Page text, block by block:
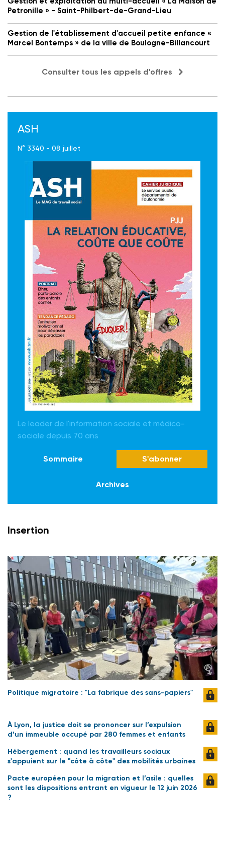
Petronille » - Saint-Philbert-de-Grand-Lieu
Gestion de l'établissement d'accueil petite enfance «
Marcel Bontemps » de la ville de Boulogne-Billancourt
Consulter tous les appels d'offres
ASH
N° 3340 - 08 juillet
Le leader de l'information sociale et médico-
sociale depuis 70 ans
Sommaire S'abonner
Archives
Insertion
Politique migratoire : "La fabrique des sans-papiers"
À Lyon, la justice doit se prononcer sur l’expulsion
d’un immeuble occupé par 280 femmes et enfants
Hébergement : quand les travailleurs sociaux
s'appuient sur le "côte à côte" des mobilités urbaines
Pacte européen pour la migration et l’asile : quelles
sont les dispositions entrant en vigueur le 12 juin 2026
?